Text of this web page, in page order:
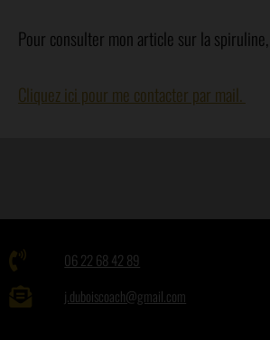
Pour consulter mon article sur la spiruline,
Cliquez ici pour me contacter par mail.
06 22 68 42 89
j.duboiscoach@gmail.com